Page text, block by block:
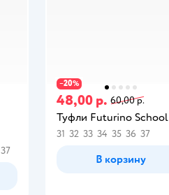
37
−20%
48,00 р. 60,00 р.
Туфли Futurino School
31 32 33 34 35 36 37
В корзину